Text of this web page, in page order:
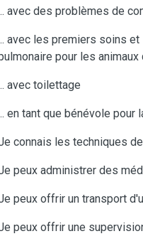
avec des problèmes de
avec les premiers soins et
pour les animaux
avec toilettage
en tant que bénévole pour
connais les techniques
peux administrer des
peux offrir un transport
peux offrir une